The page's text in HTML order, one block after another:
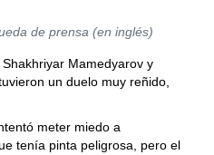
de prensa (en inglés)
Mamedyarov y
un duelo muy reñido,
meter miedo a
tenía pinta peligrosa, pero el